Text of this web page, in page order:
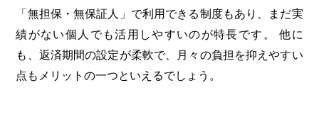
「無担保・無保証人」で利用できる制度もあり、まだ実
績がない個人でも活用しやすいのが特長です。
他に
も、返済期間の設定が柔軟で、月々の負担を抑えやすい
点もメリットの一つといえるでしょう。